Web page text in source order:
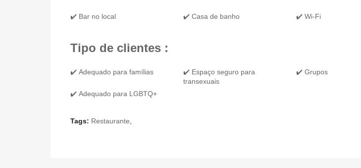
✔️ Bar no local ✔️ Casa de banho ✔️ Wi-Fi
Tipo de clientes :
✔️ Adequado para famílias
✔️ Adequado para LGBTQ+
✔️ Espaço seguro para
transexuais
✔️ Grupos
Tags: Restaurante